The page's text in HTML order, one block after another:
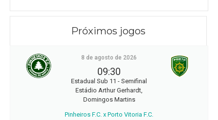
Próximos jogos
8 de agosto de 2026
09:30
Estadual Sub 11 - Semifinal
Estádio Arthur Gerhardt,
Domingos Martins
Pinheiros F.C. x Porto Vitoria F.C.